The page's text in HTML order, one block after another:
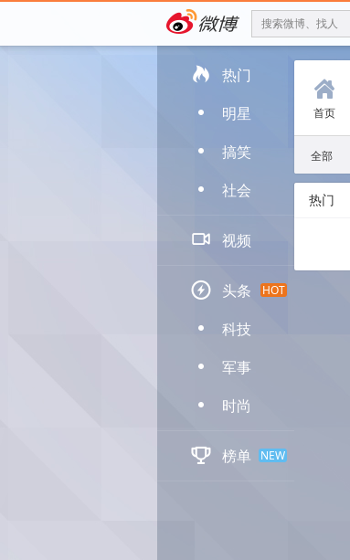
搜索微博、找人
 热门
D 明星
D 搞笑
D 社会
 视频
 头条 HOT
D 科技
D 军事
D 时尚
 榜单 NEW
(
首页
全部
热门